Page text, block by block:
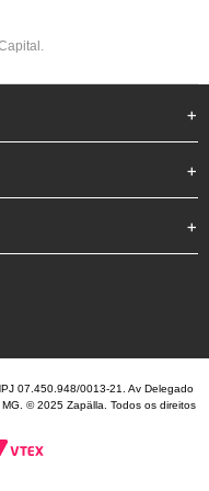
07.450.948/0013-21. Av Delegado
© 2025 Zapälla. Todos os direitos